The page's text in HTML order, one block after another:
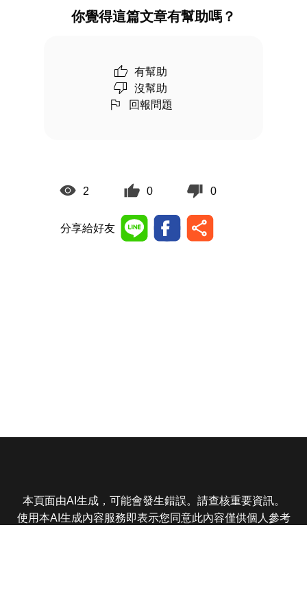
你覺得這篇文章有幫助嗎？
有幫助
沒幫助
回報問題
2 0 0
分享給好友
本頁面由AI生成，可能會發生錯誤。請查核重要資訊。
使用本AI生成內容服務即表示您同意此內容僅供個人參考